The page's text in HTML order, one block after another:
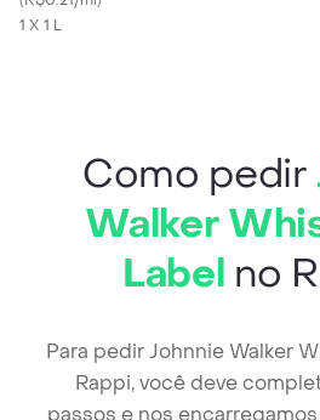
Copo
1 X 1 L
Como pedir
Walker
Label no
Para pedir Johnnie Walker
Rappi, você deve
passos e nos